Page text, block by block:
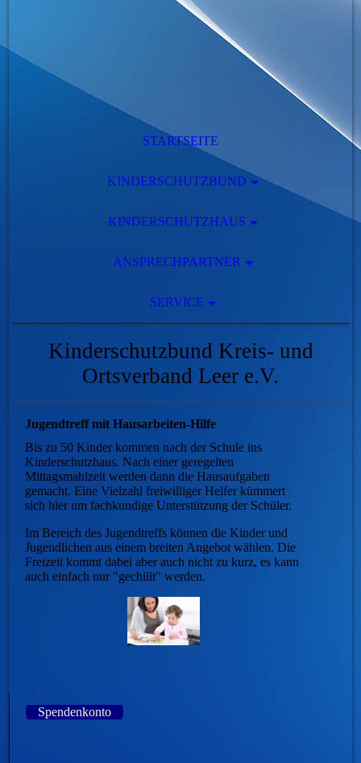
STARTSEITE
KINDERSCHUTZBUND
KINDERSCHUTZHAUS
ANSPRECHPARTNER
SERVICE
Kinderschutzbund Kreis- und
Ortsverband Leer e.V.
Jugendtreff mit Hausarbeiten-Hilfe
Bis zu 50 Kinder kommen nach der Schule ins
Kinderschutzhaus. Nach einer geregelten
Mittagsmahlzeit werden dann die Hausaufgaben
gemacht. Eine Vielzahl freiwilliger Helfer kümmert
sich hier um fachkundige Unterstützung der Schüler.
Im Bereich des Jugendtreffs können die Kinder und
Jugendlichen aus einem breiten Angebot wählen. Die
Freizeit kommt dabei aber auch nicht zu kurz, es kann
auch einfach nur "gechillt" werden.
Spendenkonto